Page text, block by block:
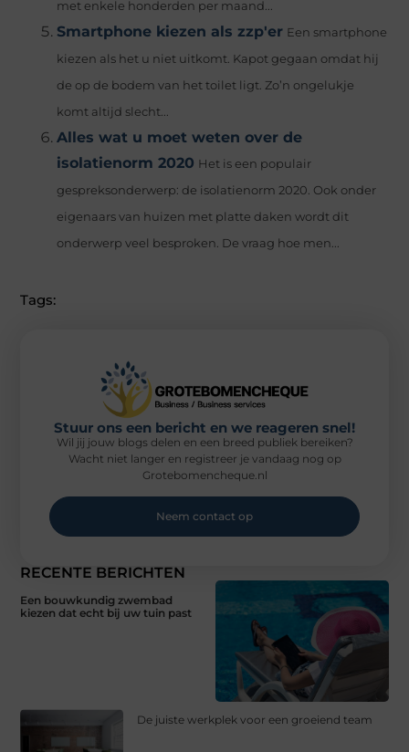
met enkele honderden per maand...
Smartphone kiezen als zzp'er Een smartphone
kiezen als het u niet uitkomt. Kapot gegaan omdat hij
de op de bodem van het toilet ligt. Zo’n ongelukje
komt altijd slecht...
Alles wat u moet weten over de
isolatienorm 2020 Het is een populair
gespreksonderwerp: de isolatienorm 2020. Ook onder
eigenaars van huizen met platte daken wordt dit
onderwerp veel besproken. De vraag hoe men...
Tags:
RECENTE BERICHTEN
Een bouwkundig zwembad
kiezen dat echt bij uw tuin past
De juiste werkplek voor een groeiend team
Stuur ons een bericht en we reageren snel!
Wil jij jouw blogs delen en een breed publiek bereiken?
Wacht niet langer en registreer je vandaag nog op
Grotebomencheque.nl
Neem contact op